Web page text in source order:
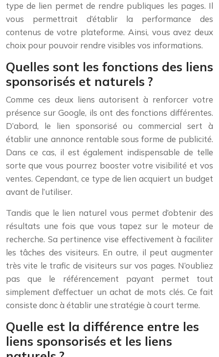
type de lien permet de rendre publiques les pages. Il
vous permettrait d’établir la performance des
contenus de votre plateforme. Ainsi, vous avez deux
choix pour pouvoir rendre visibles vos informations.
Quelles sont les fonctions des liens
sponsorisés et naturels ?
Comme ces deux liens autorisent à renforcer votre
présence sur Google, ils ont des fonctions différentes.
D’abord, le lien sponsorisé ou commercial sert à
établir une annonce rentable sous forme de publicité.
Dans ce cas, il est également indispensable de telle
sorte que vous pourrez booster votre visibilité et vos
ventes. Cependant, ce type de lien acquiert un budget
avant de l’utiliser.
Tandis que le lien naturel vous permet d’obtenir des
résultats une fois que vous tapez sur le moteur de
recherche. Sa pertinence vise effectivement à faciliter
les tâches des visiteurs. En outre, il peut augmenter
très vite le trafic de visiteurs sur vos pages. N’oubliez
pas que le référencement payant permet tout
simplement d’effectuer un achat de mots clés. Ce fait
consiste donc à établir une stratégie à court terme.
Quelle est la différence entre les
liens sponsorisés et les liens